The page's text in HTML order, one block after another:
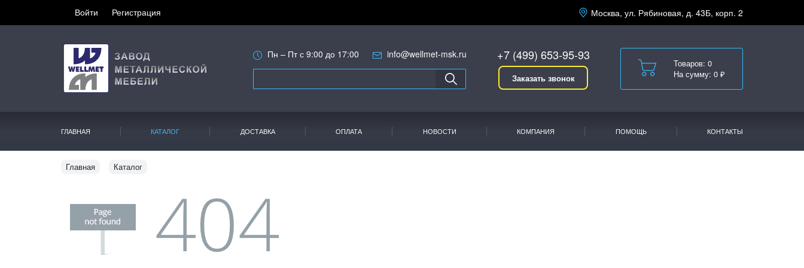
Войти Регистрация Москва, ул. Рябиновая, д. 43Б, корп. 2
Пн – Пт с 9:00 до 17:00 info@wellmet-msk.ru +7 (499) 653-95-93
Заказать звонок
Товаров: 0
На сумму: 0 ₽
ГЛАВНАЯ КАТАЛОГ ДОСТАВКА ОПЛАТА НОВОСТИ КОМПАНИЯ ПОМОЩЬ КОНТАКТЫ
Главная Каталог